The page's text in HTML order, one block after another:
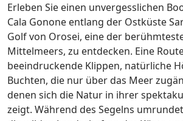
Erleben Sie einen unvergesslichen
Cala Gonone entlang der Ostküste
Golf von Orosei, eine der
Mittelmeers, zu entdecken. Eine
beeindruckende Klippen, natürliche
Buchten, die nur über das Meer
denen sich die Natur in ihrer
zeigt. Während des Segelns